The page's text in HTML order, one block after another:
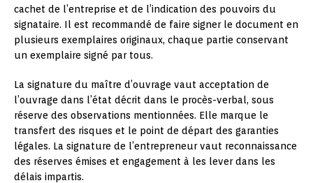
cachet de l’entreprise et de l’indication des pouvoirs du
signataire. Il est recommandé de faire signer le document en
plusieurs exemplaires originaux, chaque partie conservant
un exemplaire signé par tous.
La signature du maître d’ouvrage vaut acceptation de
l’ouvrage dans l’état décrit dans le procès-verbal, sous
réserve des observations mentionnées. Elle marque le
transfert des risques et le point de départ des garanties
légales. La signature de l’entrepreneur vaut reconnaissance
des réserves émises et engagement à les lever dans les
délais impartis.